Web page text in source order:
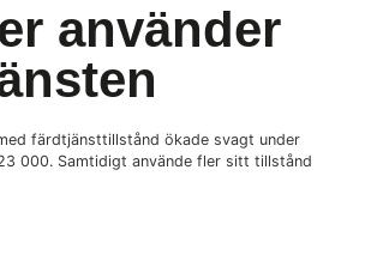
använder
färdtjänsttillstånd ökade svagt under
000. Samtidigt använde fler sitt tillstånd